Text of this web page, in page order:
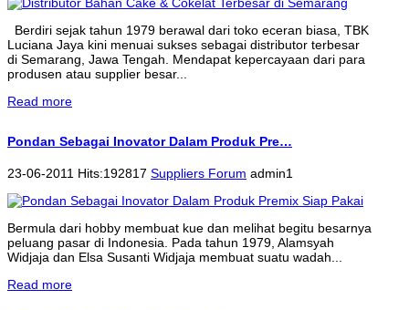
Berdiri sejak tahun 1979 berawal dari toko eceran biasa, TBK
Luciana Jaya kini menuai sukses sebagai distributor terbesar
di Semarang, Jawa Tengah. Mendapat kepercayaan dari para
produsen atau supplier besar...
Read more
Pondan Sebagai Inovator Dalam Produk Pre…
23-06-2011 Hits:192817 Suppliers Forum admin1
Bermula dari hobby membuat kue dan melihat begitu besarnya
peluang pasar di Indonesia. Pada tahun 1979, Alamsyah
Widjaja dan Elsa Susanti Widjaja membuat suatu wadah...
Read more